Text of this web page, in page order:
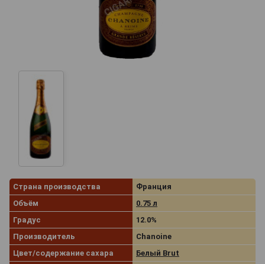
Страна производства
Франция
Объём
0.75 л
Градус
12.0%
Производитель
Chanoine
Цвет/содержание сахара
Белый Brut